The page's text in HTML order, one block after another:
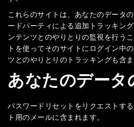
これらのサイトは、あなたのデータ
ードパーティによる追加トラッキン
ンテンツとのやりとりの監視を行う
トを使ってそのサイトにログイン中
ツとのやりとりのトラッキングも含ま
あなたのデータ
パスワードリセットをリクエストす
ト用のメールに含まれます。